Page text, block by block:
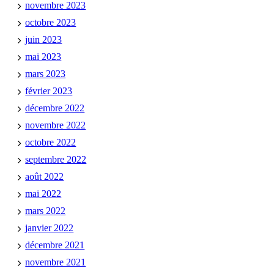
novembre 2023
octobre 2023
juin 2023
mai 2023
mars 2023
février 2023
décembre 2022
novembre 2022
octobre 2022
septembre 2022
août 2022
mai 2022
mars 2022
janvier 2022
décembre 2021
novembre 2021